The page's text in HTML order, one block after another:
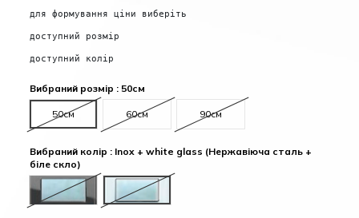
для формування ціни виберіть
доступний розмір
доступний колір
Вибраний розмір : 50см
50см 60см 90см
Вибраний колір : Inox + white glass (Нержавіюча сталь +
біле скло)
Inox + black glass (Нержавіюча сталь + чорне скло)
Inox + white glass (Нержавіюча сталь + біле